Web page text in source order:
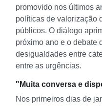
promovido nos últimos
políticas de valorização
públicos. O diálogo
próximo ano e o debate
desigualdades entre
entre as urgências.
"Muita conversa e
Nos primeiros dias de